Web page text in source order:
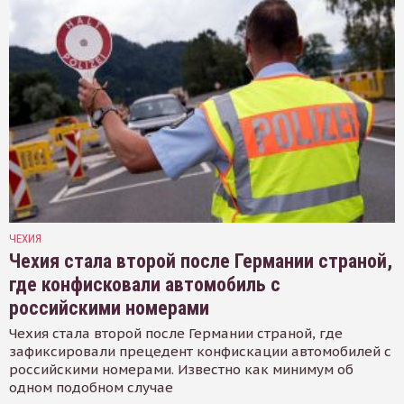
ЧЕХИЯ
Чехия стала второй после Германии страной,
где конфисковали автомобиль с
российскими номерами
Чехия стала второй после Германии страной, где
зафиксировали прецедент конфискации автомобилей с
российскими номерами. Известно как минимум об
одном подобном случае